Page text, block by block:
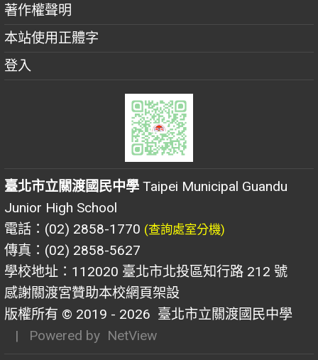
著作權聲明
本站使用正體字
登入
臺北市立關渡國民中學 Taipei Municipal Guandu
Junior High School
電話：(02) 2858-1770 (查詢處室分機)
傳真：(02) 2858-5627
學校地址：112020 臺北市北投區知行路 212 號
感謝關渡宮贊助本校網頁架設
版權所有 © 2019 - 2026 臺北市立關渡國民中學
| Powered by NetView